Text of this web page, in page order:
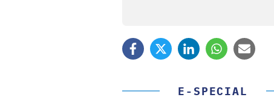
E-SPECIAL